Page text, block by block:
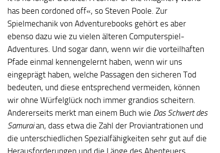
has been cordoned off«, so Steven Poole. Zur
Spielmechanik von Adventurebooks gehört es aber
ebenso dazu wie zu vielen älteren Computerspiel-
Adventures. Und sogar dann, wenn wir die vorteilhaften
Pfade einmal kennengelernt haben, wenn wir uns
eingeprägt haben, welche Passagen den sicheren Tod
bedeuten, und diese entsprechend vermeiden, können
wir ohne Würfelglück noch immer grandios scheitern.
Andererseits merkt man einem Buch wie Das Schwert des
Samuraian, dass etwa die Zahl der Proviantrationen und
die unterschiedlichen Spezialfähigkeiten sehr gut auf die